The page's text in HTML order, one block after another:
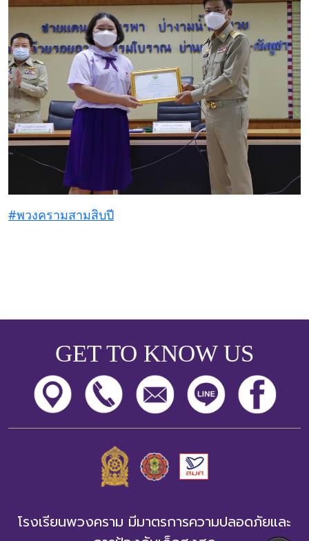
#พวงครามสามสิบปี
GET TO KNOW US
โรงเรียนพวงคราม มีมาตรการความปลอดภัยและ